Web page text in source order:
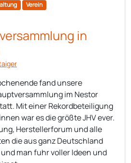
Verein
in
fand unsere
im Nestor
Mit einer Rekordbeteiligung
war es die größte JHV ever.
Herstellerforum und alle
die aus ganz Deutschland
man fuhr voller Ideen und